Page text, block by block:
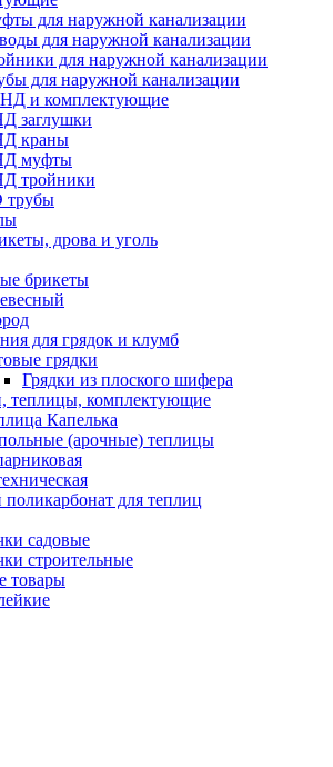
для наружной канализации
для наружной канализации
для наружной канализации
для наружной канализации
и комплектующие
заглушки
краны
муфты
тройники
трубы
дрова и уголь
брикеты
для грядок и клумб
грядки
Грядки из плоского шифера
теплицы, комплектующие
Капелька
(арочные) теплицы
для теплиц
садовые
строительные
товары